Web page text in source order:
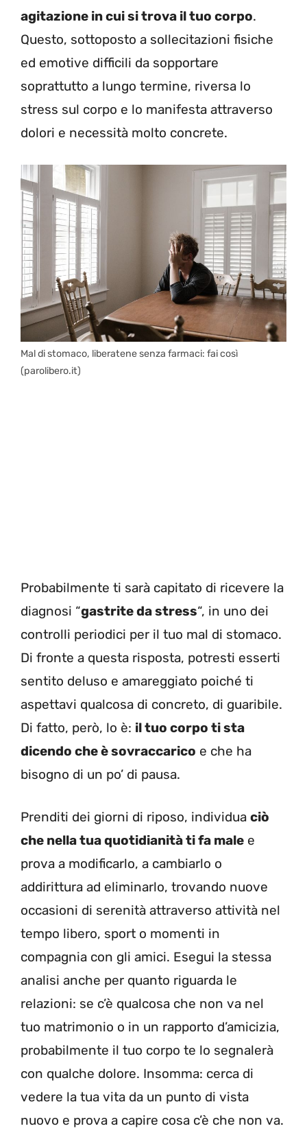
agitazione in cui si trova il tuo corpo.
Questo, sottoposto a sollecitazioni fisiche
ed emotive difficili da sopportare
soprattutto a lungo termine, riversa lo
stress sul corpo e lo manifesta attraverso
dolori e necessità molto concrete.
Mal di stomaco, liberatene senza farmaci: fai così
(parolibero.it)
Probabilmente ti sarà capitato di ricevere la
diagnosi “gastrite da stress“, in uno dei
controlli periodici per il tuo mal di stomaco.
Di fronte a questa risposta, potresti esserti
sentito deluso e amareggiato poiché ti
aspettavi qualcosa di concreto, di guaribile.
Di fatto, però, lo è: il tuo corpo ti sta
dicendo che è sovraccarico e che ha
bisogno di un po’ di pausa.
Prenditi dei giorni di riposo, individua ciò
che nella tua quotidianità ti fa male e
prova a modificarlo, a cambiarlo o
addirittura ad eliminarlo, trovando nuove
occasioni di serenità attraverso attività nel
tempo libero, sport o momenti in
compagnia con gli amici. Esegui la stessa
analisi anche per quanto riguarda le
relazioni: se c’è qualcosa che non va nel
tuo matrimonio o in un rapporto d’amicizia,
probabilmente il tuo corpo te lo segnalerà
con qualche dolore. Insomma: cerca di
vedere la tua vita da un punto di vista
nuovo e prova a capire cosa c’è che non va.